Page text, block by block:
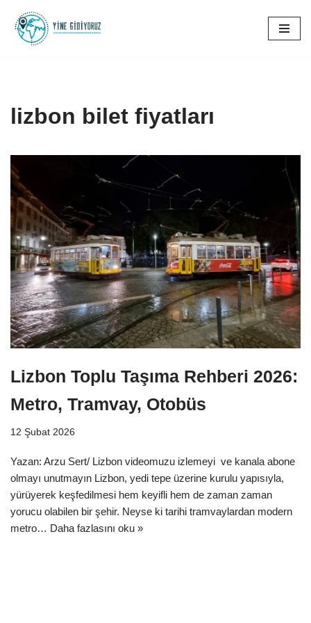
İçeriğe
lizbon bilet fiyatları
Lizbon Toplu Taşıma Rehberi 2026:
Metro, Tramvay, Otobüs
12 Şubat 2026
Yazan: Arzu Sert/ Lizbon videomuzu izlemeyi ve kanala abone
olmayı unutmayın Lizbon, yedi tepe üzerine kurulu yapısıyla,
yürüyerek keşfedilmesi hem keyifli hem de zaman zaman
yorucu olabilen bir şehir. Neyse ki tarihi tramvaylardan modern
metro… Daha fazlasını oku »